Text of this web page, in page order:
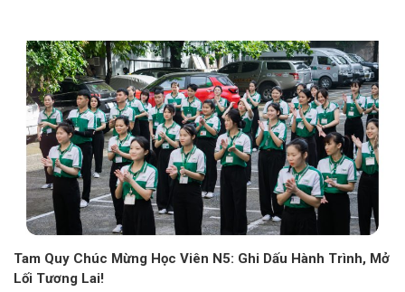
Tam Quy Chúc Mừng Học Viên N5: Ghi Dấu Hành Trình, Mở
Lối Tương Lai!